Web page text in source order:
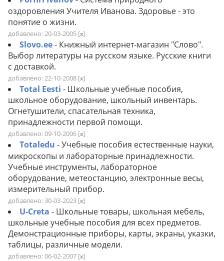
оздоровления Учителя Иванова. Здоровье - это
понятие о жизни.
добавлено: 20-03-2005 [x]
Slovo.ee- Книжный интернет-магазин "Слово".
Выбор литературы на русском языке. Русские книги
с доставкой.
добавлено: 22-10-2008 [x]
Total Eesti - Школьные учебные пособия,
школьное оборудование, школьный инвентарь.
Огнетушители, спасательная техника,
принадлежности первой помощи.
добавлено: 09-10-2006 [x]
Totaledu - Учебные пособия естественные науки,
микроскопы и лабораторные принадлежности.
Учебные инструменты, лабораторное
оборудование, метеостанцию, электронные весы,
измерительный прибор.
добавлено: 30-03-2023 [x]
U-Creta - Школьные товары, школьная мебель,
школьные учебные пособия для всех предметов.
Демонстрационные приборы, карты, экраны, указки,
таблицы, различные модели.
добавлено: 06-02-2007 [x]